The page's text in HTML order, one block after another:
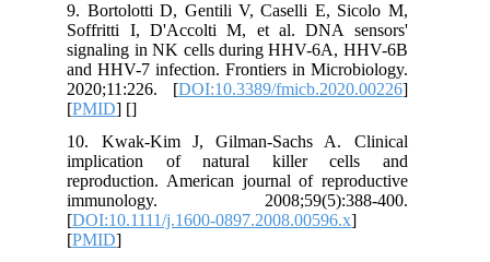
9. Bortolotti D, Gentili V, Caselli E, Sicolo M,
Soffritti I, D'Accolti M, et al. DNA sensors'
signaling in NK cells during HHV-6A, HHV-6B
and HHV-7 infection. Frontiers in Microbiology.
2020;11:226. [DOI:10.3389/fmicb.2020.00226
[PMID] [
10. Kwak‐Kim J, Gilman‐Sachs A. Clinical
implication of natural killer cells and
reproduction. American journal of reproductive
immunology. 2008;59(5):388-400.
[DOI:10.1111/j.1600-0897.2008.00596.x
[PMID